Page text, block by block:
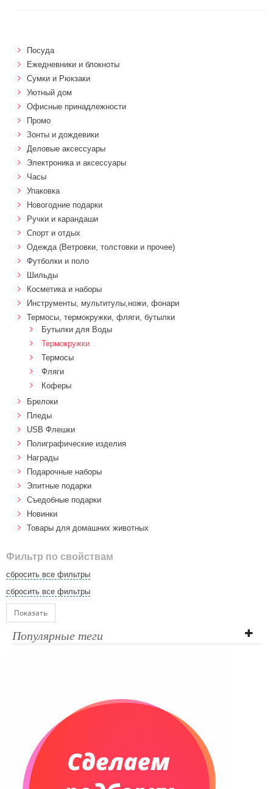
Посуда
Ежедневники и блокноты
Сумки и Рюкзаки
Уютный дом
Офисные принадлежности
Промо
Зонты и дождевики
Деловые аксессуары
Электроника и аксессуары
Часы
Упаковка
Новогодние подарки
Ручки и карандаши
Спорт и отдых
Одежда (Ветровки, толстовки и прочее)
Футболки и поло
Шильды
Косметика и наборы
Инструменты, мультитулы,ножи, фонари
Термосы, термокружки, фляги, бутылки
Бутылки для Воды
Термокружки
Термосы
Фляги
Коферы
Брелоки
Пледы
USB Флешки
Полиграфические изделия
Награды
Подарочные наборы
Элитные подарки
Cъедобные подарки
Новинки
Товары для домашних животных
Фильтр по свойствам
сбросить все фильтры
сбросить все фильтры
Показать
Популярные теги